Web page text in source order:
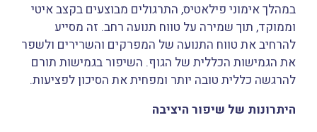
במהלך אימוני פילאטיס, התרגולים מבוצעים בקצב איטי
וממוקד, תוך שמירה על טווח תנועה רחב. זה מסייע
להרחיב את טווח התנועה של המפרקים והשרירים ולשפר
את הגמישות הכללית של הגוף. השיפור בגמישות תורם
להרגשה כללית טובה יותר ומפחית את הסיכון לפציעות.
היתרונות של שיפור היציבה